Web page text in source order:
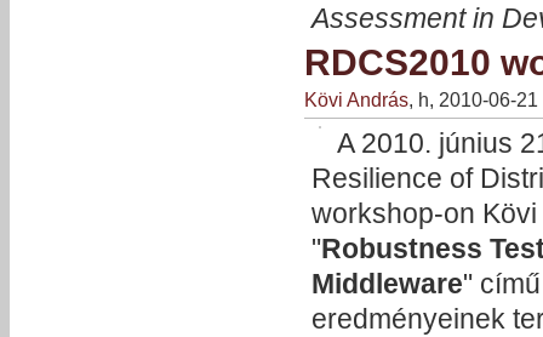
Assessment in
RDCS2010
Kövi András, h, 2010-06-
A 2010. június
Resilience of
workshop-on
"Robustness
Middleware"
eredményeinek